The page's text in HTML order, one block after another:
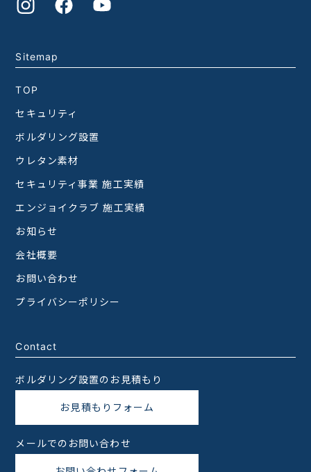
Sitemap
TOP
セキュリティ
ボルダリング設置
ウレタン素材
セキュリティ事業 施工実績
エンジョイクラブ 施工実績
お知らせ
会社概要
お問い合わせ
プライバシーポリシー
Contact
ボルダリング設置のお見積もり
お見積もりフォーム
メールでのお問い合わせ